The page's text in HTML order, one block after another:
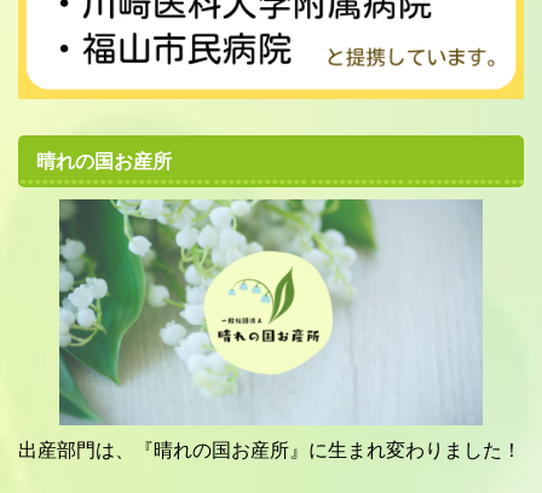
晴れの国お産所
出産部門は、『晴れの国お産所』に生まれ変わりました！